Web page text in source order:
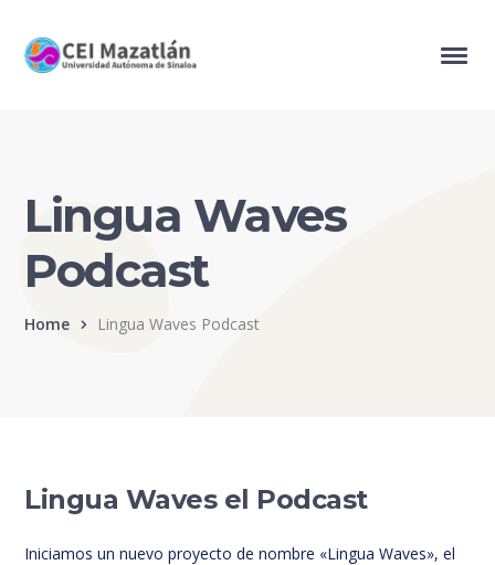
Lingua Waves
Podcast
Home Lingua Waves Podcast
Lingua Waves el Podcast
Iniciamos un nuevo proyecto de nombre «Lingua Waves», el